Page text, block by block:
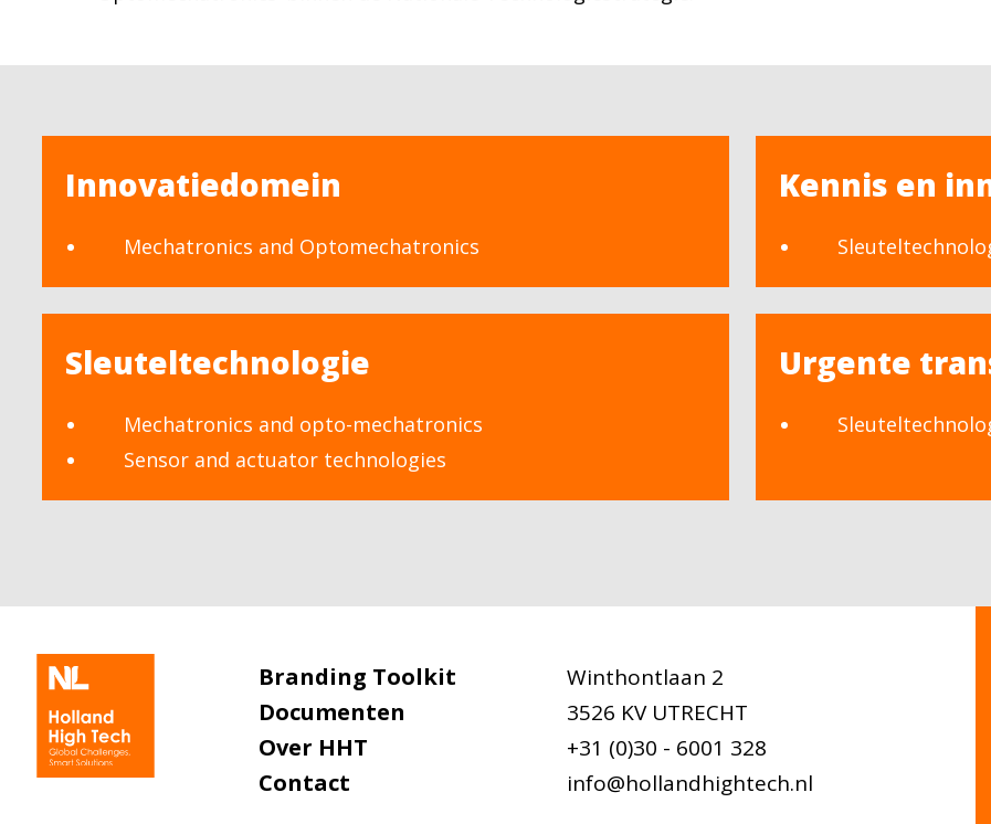
Innovatiedomein
Mechatronics and Optomechatronics
Kennis en
Sleuteltechnologie
Mechatronics and opto-mechatronics
Sensor and actuator technologies
Urgente
Branding Toolkit
Documenten
Over HHT
Contact
Winthontlaan 2
3526 KV UTRECHT
+31 (0)30 - 6001 328
info@hollandhightech.nl